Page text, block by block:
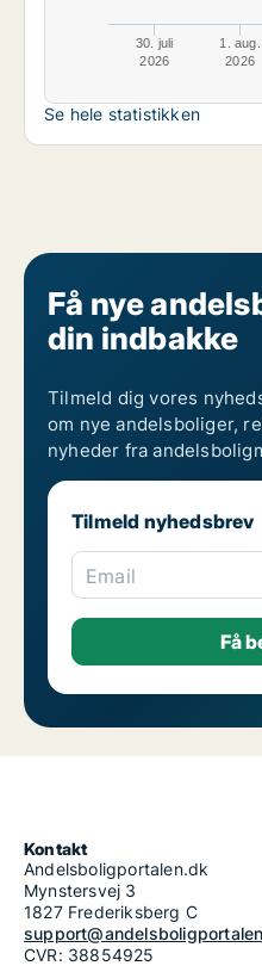
30. juli
2026
1. aug.
2026
Se hele statistikken
Få nye
din indbakke
Tilmeld dig vores
om nye andelsboliger,
nyheder fra
Tilmeld nyhedsbrev
Email
Kontakt
Andelsboligportalen.dk
Mynstersvej 3
1827 Frederiksberg C
CVR: 38854925